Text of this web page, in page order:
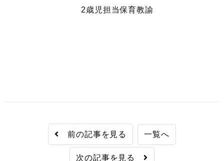
2歳児担当保育教諭
前の記事を見る 一覧へ
次の記事を見る